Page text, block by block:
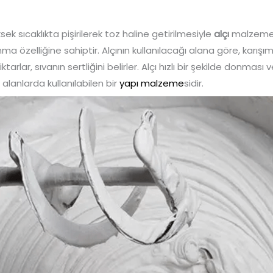
sıcaklıkta pişirilerek toz haline getirilmesiylealçı
özelliğine sahiptir. Alçının kullanılacağı alana göre,
sıvanın sertliğini belirler. Alçı hızlı bir şekilde donması
kullanılabilen biryapı malzemesidir.